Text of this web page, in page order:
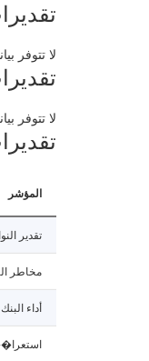
لا تتوفر
لا تتوفر
المؤشر
تقدير
مخاطر
أداء البنك